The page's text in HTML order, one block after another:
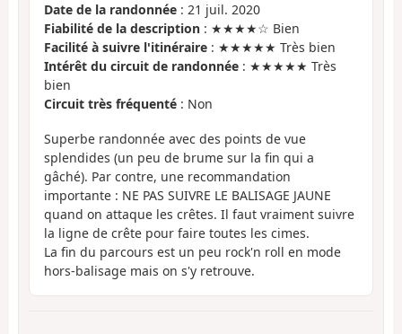
Date de la randonnée : 21 juil. 2020
Fiabilité de la description : ★★★★☆ Bien
Facilité à suivre l'itinéraire : ★★★★★ Très bien
Intérêt du circuit de randonnée : ★★★★★ Très
bien
Circuit très fréquenté : Non
Superbe randonnée avec des points de vue
splendides (un peu de brume sur la fin qui a
gâché). Par contre, une recommandation
importante : NE PAS SUIVRE LE BALISAGE JAUNE
quand on attaque les crêtes. Il faut vraiment suivre
la ligne de crête pour faire toutes les cimes.
La fin du parcours est un peu rock'n roll en mode
hors-balisage mais on s'y retrouve.